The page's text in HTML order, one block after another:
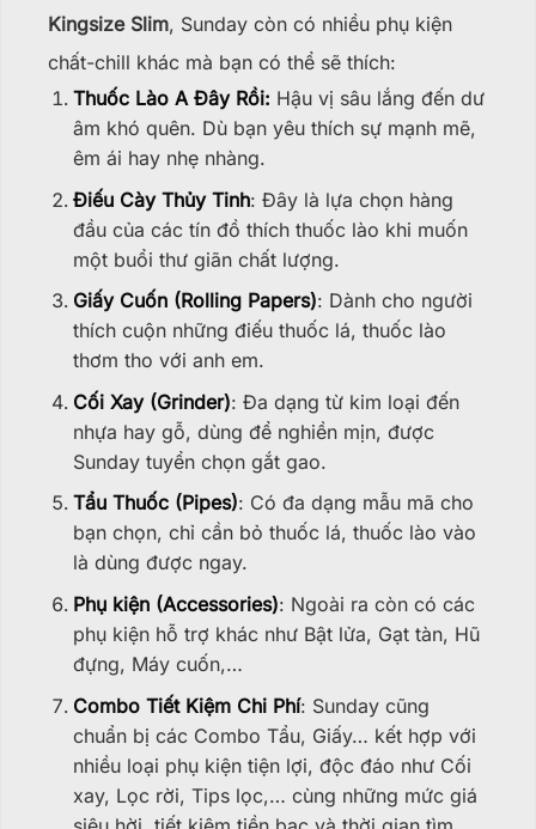
Kingsize Slim, Sunday còn có nhiều phụ kiện
chất-chill khác mà bạn có thể sẽ thích:
Thuốc Lào A Đây Rồi: Hậu vị sâu lắng đến dư
âm khó quên. Dù bạn yêu thích sự mạnh mẽ,
êm ái hay nhẹ nhàng.
Điếu Cày Thủy Tinh: Đây là lựa chọn hàng
đầu của các tín đồ thích thuốc lào khi muốn
một buổi thư giãn chất lượng.
Giấy Cuốn (Rolling Papers): Dành cho người
thích cuộn những điếu thuốc lá, thuốc lào
thơm tho với anh em.
Cối Xay (Grinder): Đa dạng từ kim loại đến
nhựa hay gỗ, dùng để nghiền mịn, được
Sunday tuyển chọn gắt gao.
Tẩu Thuốc (Pipes): Có đa dạng mẫu mã cho
bạn chọn, chỉ cần bỏ thuốc lá, thuốc lào vào
là dùng được ngay.
Phụ kiện (Accessories): Ngoài ra còn có các
phụ kiện hỗ trợ khác như Bật lửa, Gạt tàn, Hũ
đựng, Máy cuốn,…
Combo Tiết Kiệm Chi Phí: Sunday cũng
chuẩn bị các Combo Tẩu, Giấy… kết hợp với
nhiều loại phụ kiện tiện lợi, độc đáo như Cối
xay, Lọc rời, Tips lọc,… cùng những mức giá